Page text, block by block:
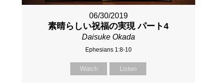
06/30/2019
素晴らしい祝福の実現 パート4
Daisuke Okada
Ephesians 1:8-10
Watch Listen